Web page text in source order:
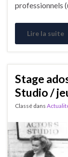
professionnels
Lire la suite
Stage
Studio /
Classé dans